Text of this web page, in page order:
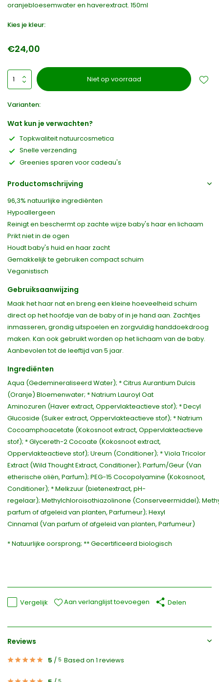
oranjebloesemwater en haverextract. 150ml
Kies je kleur:
€24,00
Niet op voorraad
Varianten:
Wat kun je verwachten?
Topkwaliteit natuurcosmetica
Snelle verzending
Greenies sparen voor cadeau's
Productomschrijving
96,3% natuurlijke ingrediënten
Hypoallergeen
Reinigt en beschermt op zachte wijze baby's haar en lichaam
Prikt niet in de ogen
Houdt baby's huid en haar zacht
Gemakkelijk te gebruiken compact schuim
Veganistisch
Gebruiksaanwijzing
Maak het haar nat en breng een kleine hoeveelheid schuim
direct op het hoofdje van de baby of in je hand aan. Zachtjes
inmasseren, grondig uitspoelen en zorgvuldig handdoekdroog
maken. Kan ook gebruikt worden op het lichaam van de baby.
Aanbevolen tot de leeftijd van 5 jaar.
Ingrediënten
Aqua (Gedemineraliseerd Water); * Citrus Aurantium Dulcis
(Oranje) Bloemenwater; * Natrium Lauroyl Oat
Aminozuren (Haver extract, Oppervlakteactieve stof); * Decyl
Glucoside (Suiker extract, Oppervlakteactieve stof); * Natrium
Cocoamphoacetate (Kokosnoot extract, Oppervlakteactieve
stof); * Glycereth-2 Cocoate (Kokosnoot extract,
Oppervlakteactieve stof); Ureum (Conditioner); * Viola Tricolor
Extract (Wild Thought Extract, Conditioner); Parfum/Geur (Van
etherische oliën, Parfum); PEG-15 Cocopolyamine (Kokosnoot,
Conditioner); * Melkzuur (bietenextract, pH-
regelaar); Methylchloroisothiazolinone (Conserveermiddel);
parfum of afgeleid van planten, Parfumeur); Hexyl
Cinnamal (Van parfum of afgeleid van planten, Parfumeur)
* Natuurlijke oorsprong; ** Gecertificeerd biologisch
Vergelijk Aan verlanglijst toevoegen Delen
Reviews
5 / 5 Based on 1 reviews